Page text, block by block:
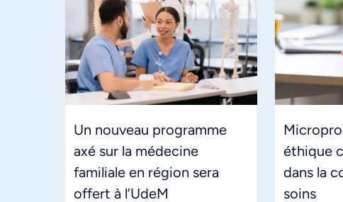
Un nouveau programme
axé sur la médecine
familiale en région sera
offert à l’UdeM
éthique
dans la
soins